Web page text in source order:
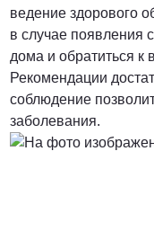
ведение здорового
в случае появления
дома и обратиться к
Рекомендации
соблюдение
заболевания.